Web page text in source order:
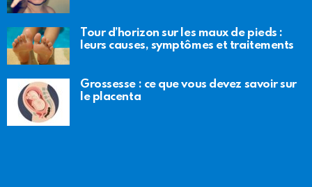
Tour d’horizon sur les maux de pieds :
leurs causes, symptômes et traitements
Grossesse : ce que vous devez savoir sur
le placenta